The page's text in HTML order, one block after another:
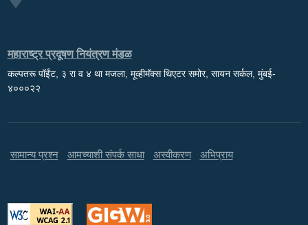
महाराष्ट्र प्रदूषण नियंत्रण मंडळ
कल्पतरू पॉईंट, ३ रा व ४ था मजला, मूव्हीमॅक्स थिएटर समोर, सायन सर्कल, मुंबई-
४०००२२
सामान्य प्रश्न आमच्याशी संपर्क साधा अस्वीकरण अभिप्राय